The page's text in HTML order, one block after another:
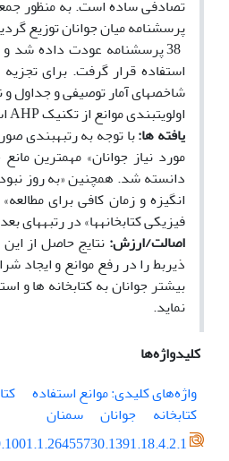
پرسشنامه میان جوانان توزیع
38 پرسشنامه­ عودت داده شد
استفاده قرار گرفت. برای تجزیه
شاخص⁮های آمار توصیفی و جداول و
اولویت⁮بندی موانع از تکنیکAHP
یافته­ ها:با توجه به رتبه⁮بندی
مورد نیاز جوانان» مهمترین
دانسته شد. همچنین «به روز
انگیزه و زمان کافی برای
فیزیکی کتابخانه⁮ها» در رتبه⁮های
اصالت/ارزش: نتایج حاصل از
ذی⁮ربط را در رفع موانع و ایجاد
بیشتر جوانان به کتابخانه ­ها و
نماید.
کلیدواژه‌ها
واژه‌های کلیدی: موانع استفاده
کتابخانه
جوانان
سمنان